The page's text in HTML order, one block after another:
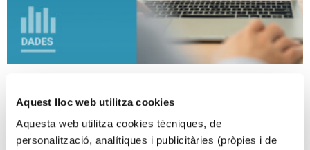
Aquest lloc web utilitza cookies
Aquesta web utilitza cookies tècniques, de
personalització, analítiques i publicitàries (pròpies i de
InfoTerritoris con indicadores
de salud locales